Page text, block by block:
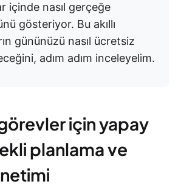
içinde nasıl gerçeğe
gösteriyor. Bu akıllı
gününüzü nasıl ücretsiz
adım adım inceleyelim.
için yapay
planlama ve